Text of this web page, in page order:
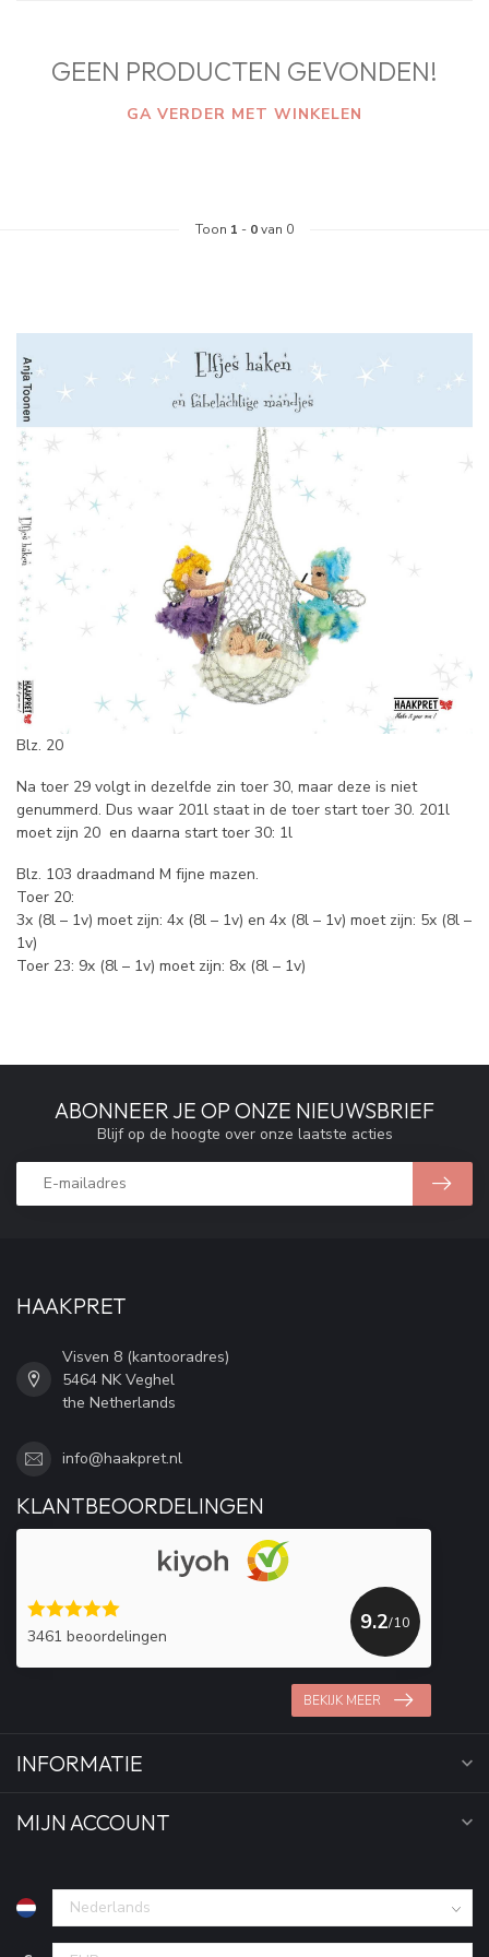
GEEN PRODUCTEN GEVONDEN!
GA VERDER MET WINKELEN
Toon 1 - 0van 0
Blz. 20
Na toer 29 volgt in dezelfde zin toer 30, maar deze is niet
genummerd. Dus waar 201l staat in de toer start toer 30. 201l
moet zijn 20 en daarna start toer 30: 1l
Blz. 103 draadmand M fijne mazen.
Toer 20:
3x (8l – 1v) moet zijn: 4x (8l – 1v) en 4x (8l – 1v) moet zijn: 5x (8l –
1v)
Toer 23: 9x (8l – 1v) moet zijn: 8x (8l – 1v)
ABONNEER JE OP ONZE NIEUWSBRIEF
Blijf op de hoogte over onze laatste acties
HAAKPRET
Visven 8 (kantooradres)
5464 NK Veghel
the Netherlands
info@haakpret.nl
KLANTBEOORDELINGEN
3461 beoordelingen
9.2/10
BEKIJK MEER
INFORMATIE
MIJN ACCOUNT